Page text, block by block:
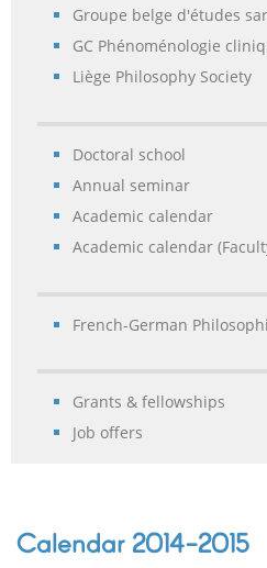
Groupe belge d'études
GC Phénoménologie
Liège Philosophy Society
Doctoral school
Annual seminar
Academic calendar
Academic calendar
French-German
Grants & fellowships
Job offers
Calendar 2014-2015